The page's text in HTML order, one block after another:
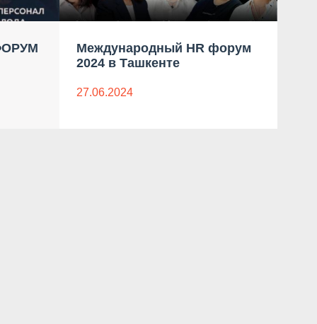
Международный HR форум
2024 в Ташкенте
27.06.2024